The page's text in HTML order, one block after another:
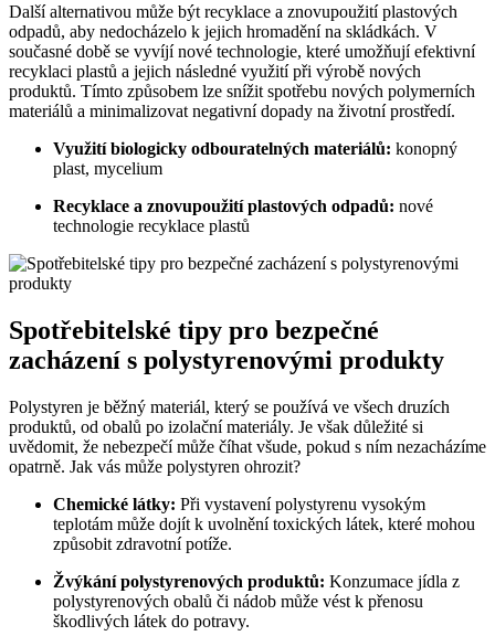
Další alternativou může být recyklace a znovupoužití plastových
odpadů, aby nedocházelo k jejich hromadění na skládkách. V
současné době se vyvíjí nové technologie, které umožňují efektivní
recyklaci plastů a jejich následné využití při výrobě nových
produktů. Tímto způsobem lze snížit spotřebu nových polymerních
materiálů a minimalizovat negativní dopady na životní prostředí.
Využití biologicky odbouratelných materiálů: konopný
plast, mycelium
Recyklace a znovupoužití plastových odpadů: nové
technologie recyklace plastů
Spotřebitelské tipy pro bezpečné
zacházení s polystyrenovými produkty
Polystyren je běžný materiál, který se používá ve všech druzích
produktů, od obalů po izolační materiály. Je však důležité si
uvědomit, že nebezpečí může číhat všude, pokud s ním nezacházíme
opatrně. Jak vás může polystyren ohrozit?
Chemické látky: Při vystavení polystyrenu vysokým
teplotám může dojít k uvolnění toxických látek, které mohou
způsobit zdravotní potíže.
Žvýkání polystyrenových produktů: Konzumace jídla z
polystyrenových obalů či nádob může vést k přenosu
škodlivých látek do potravy.